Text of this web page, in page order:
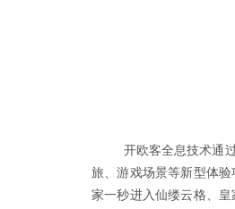
开欧客全息技术通
旅、游戏场景等新型体
家一秒进入仙缕云格、